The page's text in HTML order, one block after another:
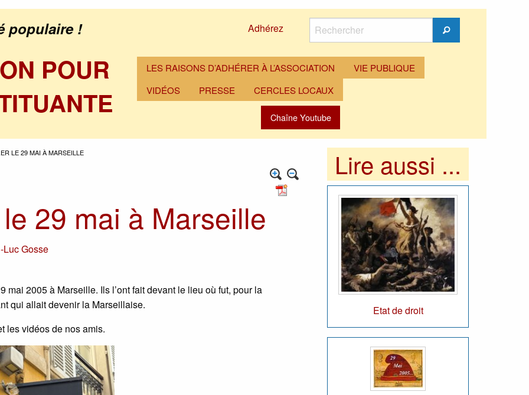
populaire ! Adhérez
Rechercher
Rechercher
POUR
LES RAISONS D’ADHÉRER À L’ASSOCIATION
VIE PUBLIQUE
VIDÉOS
PRESSE CERCLES LOCAUX
Chaîne Youtube
LE 29 MAI À MARSEILLE
29 mai à Marseille
Luc Gosse
2005 à Marseille. Ils l’ont fait devant le lieu où fut, pour la
qui allait devenir la Marseillaise.
les vidéos de nos amis.
Lire aussi ...
Etat de droit